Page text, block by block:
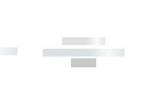
------------
----------- -----------